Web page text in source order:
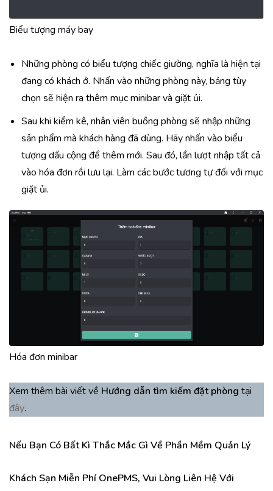
Biểu tượng máy bay
Những phòng có biểu tượng chiếc giường, nghĩa là hiện tại
đang có khách ở. Nhấn vào những phòng này, bảng tùy
chọn sẽ hiện ra thêm mục minibar và giặt ủi.
Sau khi kiểm kê, nhân viên buồng phòng sẽ nhập những
sản phẩm mà khách hàng đã dùng. Hãy nhấn vào biểu
tượng dấu cộng để thêm mới. Sau đó, lần lượt nhập tất cả
vào hóa đơn rồi lưu lại. Làm các bước tương tự đối với mục
giặt ủi.
Hóa đơn minibar
Xem thêm bài viết về Hướng dẫn tìm kiếm đặt phòng tại
đây.
Nếu Bạn Có Bất Kì Thắc Mắc Gì Về Phần Mềm Quản Lý
Khách Sạn Miễn Phí OnePMS, Vui Lòng Liên Hệ Với